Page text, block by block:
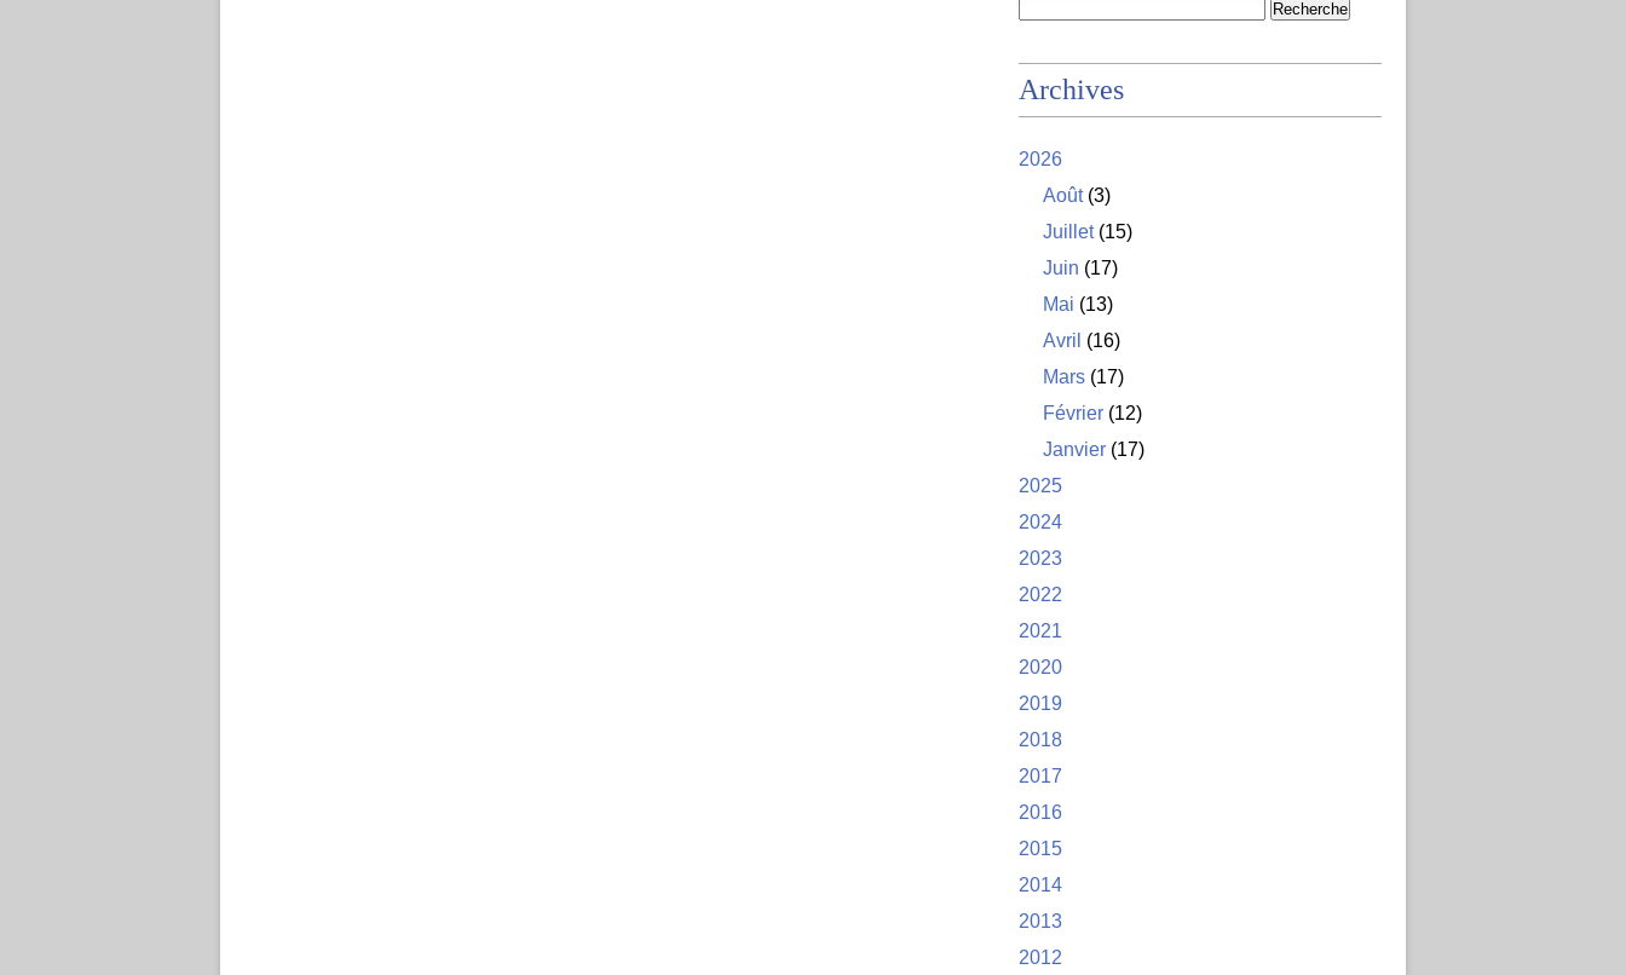
Archives
2026
Août(3)
Juillet(15)
Juin (17)
Mai (13)
Avril (16)
Mars (17)
Février (12)
Janvier (17)
2025
2024
2023
2022
2021
2020
2019
2018
2017
2016
2015
2014
2013
2012